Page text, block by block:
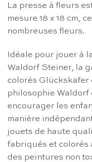
La presse à fleurs
mesure 18 x 18 cm,
nombreuses fleurs.
Idéale pour jouer à
Waldorf Steiner, la
colorés Glückskäfer
philosophie Waldorf
encourager les
manière
jouets de haute
fabriqués et colorés
des peintures non